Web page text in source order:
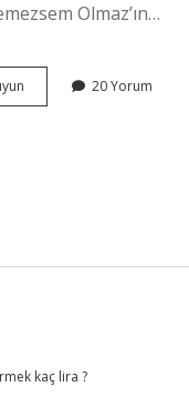
Olmaz’ın…
Can
20 Yorum
kaç lira ?